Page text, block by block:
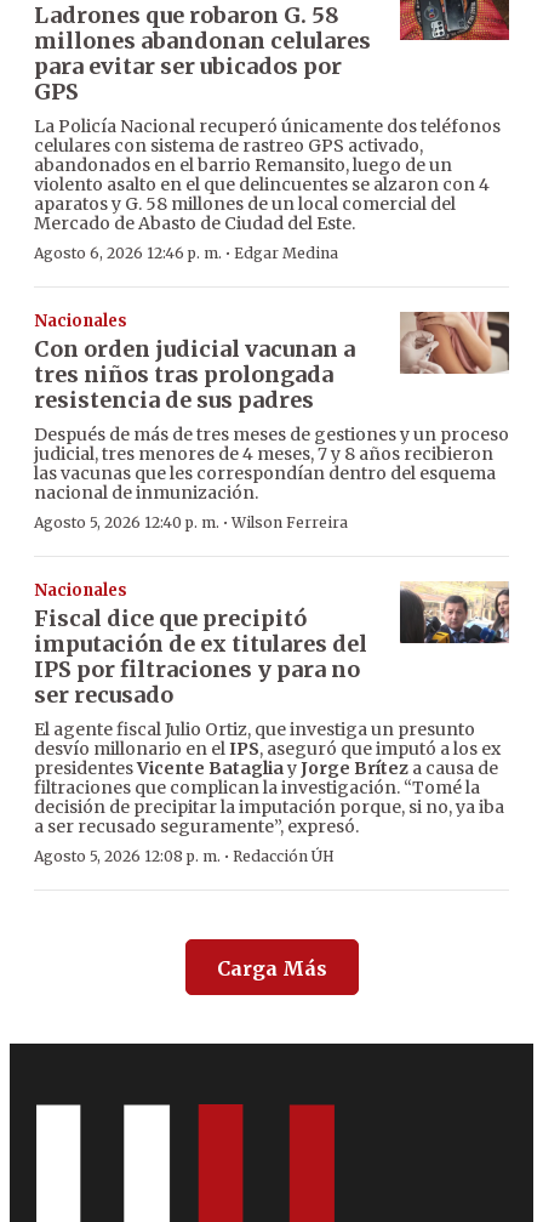
Ladrones que robaron G. 58
millones abandonan celulares
para evitar ser ubicados por
GPS
La Policía Nacional recuperó únicamente dos teléfonos
celulares con sistema de rastreo GPS activado,
abandonados en el barrio Remansito, luego de un
violento asalto en el que delincuentes se alzaron con 4
aparatos y G. 58 millones de un local comercial del
Mercado de Abasto de Ciudad del Este.
Agosto 6, 2026 12:46 p. m. · Edgar Medina
Nacionales
Con orden judicial vacunan a
tres niños tras prolongada
resistencia de sus padres
Después de más de tres meses de gestiones y un proceso
judicial, tres menores de 4 meses, 7 y 8 años recibieron
las vacunas que les correspondían dentro del esquema
nacional de inmunización.
Agosto 5, 2026 12:40 p. m. ·Wilson Ferreira
Nacionales
Fiscal dice que precipitó
imputación de ex titulares del
IPS por filtraciones y para no
ser recusado
El agente fiscal Julio Ortiz, que investiga un presunto
desvío millonario en elIPS, aseguró que imputó a los ex
presidentesVicente BatagliayJorge Brítez a causa de
filtraciones que complican la investigación. “Tomé la
decisión de precipitar la imputación porque, si no, ya iba
a ser recusado seguramente”, expresó.
Agosto 5, 2026 12:08 p. m. · Redacción ÚH
Carga Más